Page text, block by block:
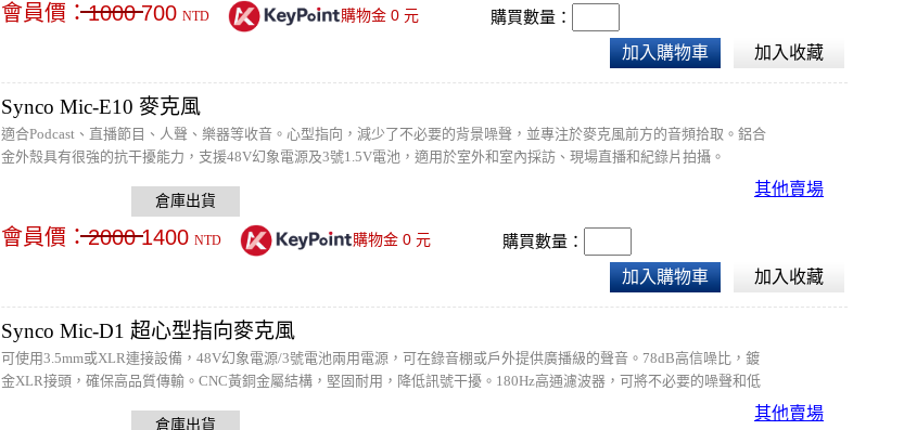
會員價：1000 700 NTD 購物金 0元 購買數量：
加入購物車 加入收藏
Synco Mic-E10 麥克風
適合Podcast、直播節目、人聲、樂器等收音。心型指向，減少了不必要的背景噪聲，並專注於麥克風前方的音頻拾取。鋁合
金外殼具有很強的抗干擾能力，支援48V幻象電源及3號1.5V電池，適用於室外和室內採訪、現場直播和紀錄片拍攝。
其他賣場
會員價：2000 1400 NTD 購物金 0元 購買數量：
加入購物車 加入收藏
Synco Mic-D1 超心型指向麥克風
可使用3.5mm或XLR連接設備，48V幻象電源/3號電池兩用電源，可在錄音棚或戶外提供廣播級的聲音。78dB高信噪比，鍍
金XLR接頭，確保高品質傳輸。CNC黃銅金屬結構，堅固耐用，降低訊號干擾。180Hz高通濾波器，可將不必要的噪聲和低
其他賣場